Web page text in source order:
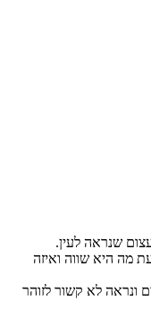
שנראה לעין.
מה היא שווה ואיזה
ונראה לא קשור לזוהר